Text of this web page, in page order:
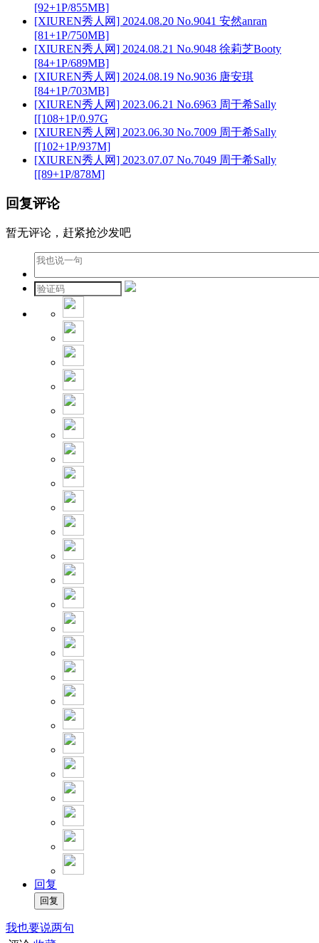
[92+1P/855MB]
[XIUREN秀人网] 2024.08.20 No.9041 安然anran
[81+1P/750MB]
[XIUREN秀人网] 2024.08.21 No.9048 徐莉芝Booty
[84+1P/689MB]
[XIUREN秀人网] 2024.08.19 No.9036 唐安琪
[84+1P/703MB]
[XIUREN秀人网] 2023.06.21 No.6963 周于希Sally
[[108+1P/0.97G
[XIUREN秀人网] 2023.06.30 No.7009 周于希Sally
[[102+1P/937M]
[XIUREN秀人网] 2023.07.07 No.7049 周于希Sally
[[89+1P/878M]
回复评论
暂无评论，赶紧抢沙发吧
回复
我也要说两句